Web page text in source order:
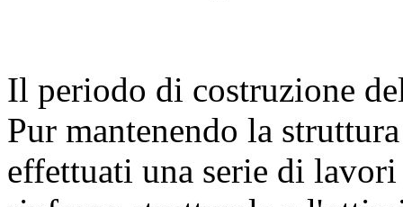
Il periodo di costruzione
Pur mantenendo la
effettuati una serie di